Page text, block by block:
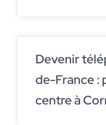
Devenir
de-France :
centre à